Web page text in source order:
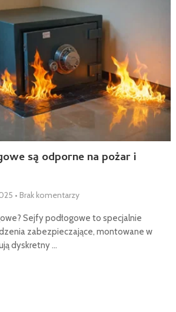
są odporne na pożar i
• Brak komentarzy
Sejfy podłogowe to specjalnie
zabezpieczające, montowane w
dyskretny …